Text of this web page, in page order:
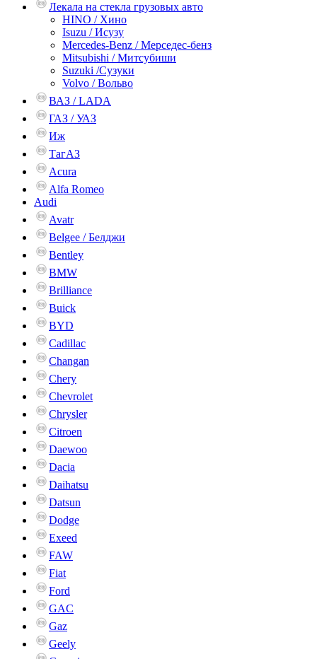
Лекала на стекла грузовых авто
HINO / Хино
Isuzu / Исузу
Mercedes-Benz / Мерседес-бенз
Mitsubishi / Митсубиши
Suzuki /Сузуки
Volvo / Вольво
ВАЗ / LADA
ГАЗ / УАЗ
Иж
ТагАЗ
Acura
Alfa Romeo
Audi
Avatr
Belgee / Белджи
Bentley
BMW
Brilliance
Buick
BYD
Cadillac
Changan
Chery
Chevrolet
Chrysler
Citroen
Daewoo
Dacia
Daihatsu
Datsun
Dodge
Exeed
FAW
Fiat
Ford
GAC
Gaz
Geely